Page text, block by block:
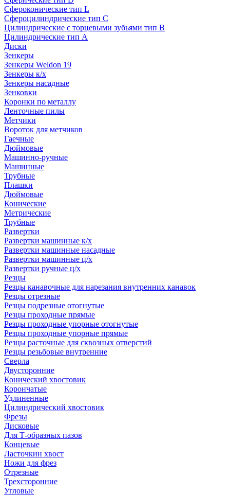
Сфероконические тип L
Сфероцилиндрические тип C
Цилиндрические с торцевыми зубьями тип B
Цилиндрические тип А
Диски
Зенкеры
Зенкеры Weldon 19
Зенкеры к/х
Зенкеры насадные
Зенковки
Коронки по металлу
Ленточные пилы
Метчики
Вороток для метчиков
Гаечные
Дюймовые
Машинно-ручные
Машинные
Трубные
Плашки
Дюймовые
Конические
Метрические
Трубные
Развертки
Развертки машинные к/х
Развертки машинные насадные
Развертки машинные ц/х
Развертки ручные ц/х
Резцы
Резцы канавочные для нарезания внутренних канавок
Резцы отрезные
Резцы подрезные отогнутые
Резцы проходные прямые
Резцы проходные упорные отогнутые
Резцы проходные упорные прямые
Резцы расточные для сквозных отверстий
Резцы резьбовые внутренние
Сверла
Двусторонние
Конический хвостовик
Корончатые
Удлиненные
Цилиндрический хвостовик
Фрезы
Дисковые
Для Т-образных пазов
Концевые
Ласточкин хвост
Ножи для фрез
Отрезные
Трехсторонние
Угловые